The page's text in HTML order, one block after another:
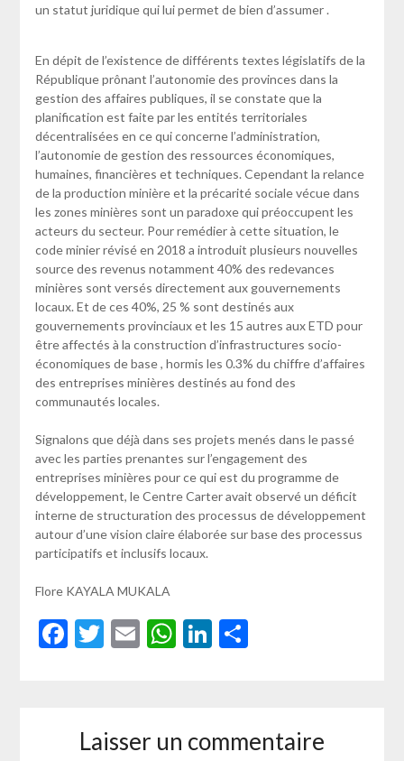
un statut juridique qui lui permet de bien d’assumer .
En dépit de l’existence de différents textes législatifs de la
République prônant l’autonomie des provinces dans la
gestion des affaires publiques, il se constate que la
planification est faite par les entités territoriales
décentralisées en ce qui concerne l’administration,
l’autonomie de gestion des ressources économiques,
humaines, financières et techniques. Cependant la relance
de la production minière et la précarité sociale vécue dans
les zones minières sont un paradoxe qui préoccupent les
acteurs du secteur. Pour remédier à cette situation, le
code minier révisé en 2018 a introduit plusieurs nouvelles
source des revenus notamment 40% des redevances
minières sont versés directement aux gouvernements
locaux. Et de ces 40%, 25 % sont destinés aux
gouvernements provinciaux et les 15 autres aux ETD pour
être affectés à la construction d’infrastructures socio-
économiques de base , hormis les 0.3% du chiffre d’affaires
des entreprises minières destinés au fond des
communautés locales.
Signalons que déjà dans ses projets menés dans le passé
avec les parties prenantes sur l’engagement des
entreprises minières pour ce qui est du programme de
développement, le Centre Carter avait observé un déficit
interne de structuration des processus de développement
autour d’une vision claire élaborée sur base des processus
participatifs et inclusifs locaux.
Flore KAYALA MUKALA
Facebook
Twitter
EmailWhatsApp
LinkedIn
Partager
Laisser un commentaire